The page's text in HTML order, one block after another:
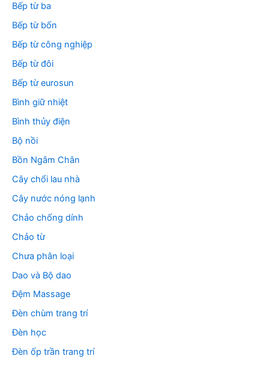
Bếp từ ba
Bếp từ bốn
Bếp từ công nghiệp
Bếp từ đôi
Bếp từ eurosun
Bình giữ nhiệt
Bình thủy điện
Bộ nồi
Bồn Ngâm Chân
Cây chổi lau nhà
Cây nước nóng lạnh
Chảo chống dính
Chảo từ
Chưa phân loại
Dao và Bộ dao
Đệm Massage
Đèn chùm trang trí
Đèn học
Đèn ốp trần trang trí